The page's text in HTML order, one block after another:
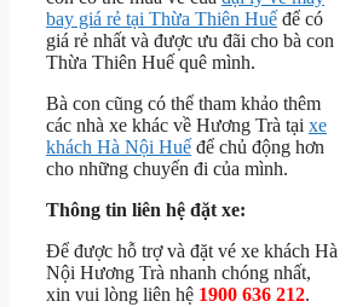
bay giá rẻ tại Thừa Thiên Huế để có
giá rẻ nhất và được ưu đãi cho bà con
Thừa Thiên Huế quê mình.
Bà con cũng có thể tham khảo thêm
các nhà xe khác về Hương Trà tại xe
khách Hà Nội Huế để chủ động hơn
cho những chuyến đi của mình.
Thông tin liên hệ đặt xe:
Để được hỗ trợ và đặt vé xe khách Hà
Nội Hương Trà nhanh chóng nhất,
xin vui lòng liên hệ 1900 636 212.